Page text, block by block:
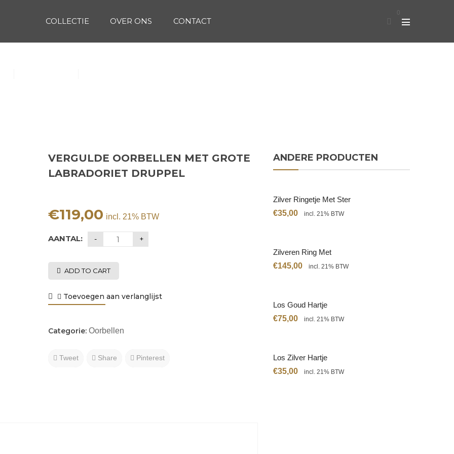
COLLECTIE OVER ONS CONTACT
0
VERGULDE OORBELLEN MET GROTE
LABRADORIET DRUPPEL
€119,00 incl. 21% BTW
AANTAL:
ADD TO CART
Toevoegen aan verlanglijst
Categorie:Oorbellen
Tweet Share Pinterest
ANDERE PRODUCTEN
Zilver Ringetje Met Ster
€35,00 incl. 21% BTW
Zilveren Ring Met
Citrien
€145,00 incl. 21% BTW
Los Goud Hartje
€75,00 incl. 21% BTW
Los Zilver Hartje
€35,00 incl. 21% BTW